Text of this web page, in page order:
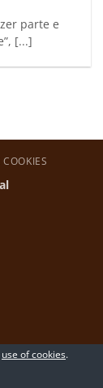
parte e
[...]
use of cookies.